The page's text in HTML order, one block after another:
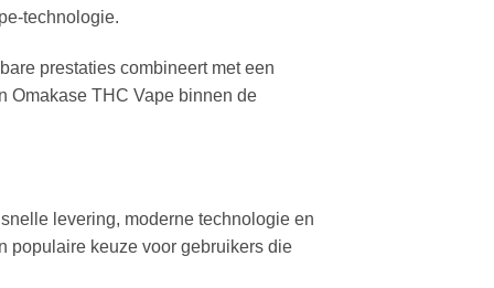
technologie.
prestaties combineert met een
Omakase THC Vape binnen de
levering, moderne technologie en
populaire keuze voor gebruikers die